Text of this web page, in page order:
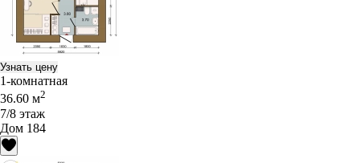
Узнать цену
1-комнатная
36.60 м2
7/8 этаж
Дом 184